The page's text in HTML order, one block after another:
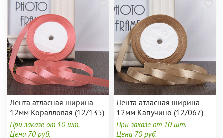
Лента атласная ширина
12мм Коралловая (12/135)
При заказе от 10 шт.
Цена 70 руб.
Лента атласная ширина
12мм Капучино (12/067)
При заказе от 10 шт.
Цена 70 руб.